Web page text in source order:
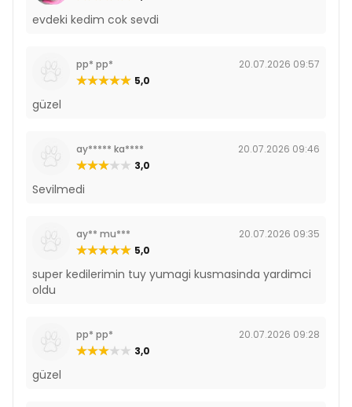
evdeki kedim cok sevdi
pp* pp*
20.07.2026 09:57
5,0
güzel
ay***** ka****
20.07.2026 09:46
3,0
Sevilmedi
ay** mu***
20.07.2026 09:35
5,0
super kedilerimin tuy yumagi kusmasinda yardimci
oldu
pp* pp*
20.07.2026 09:28
3,0
güzel